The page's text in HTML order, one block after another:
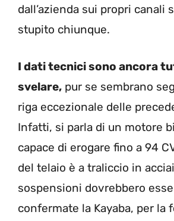
dall’azienda sui propri canali
stupito chiunque.
I dati tecnici sono ancora
svelare, pur se sembrano
riga eccezionale delle
Infatti, si parla di un motore
capace di erogare fino a 94
del telaio è a traliccio in
sospensioni dovrebbero
confermate la Kayaba, per la